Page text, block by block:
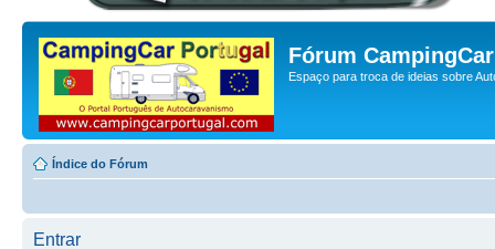
Fórum
Espaço para troca de ideias sobre
Índice do Fórum
Entrar